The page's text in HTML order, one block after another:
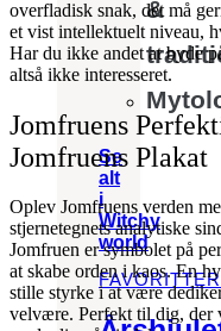
&
Se
alt
i
Witchy
world
FAVORITTER
overfladisk snak, det må
et vist intellektuelt niveau,
Har du ikke andet at byde
altså ikke interesseret.
Jomfruens
Jomfruens Plakat
Oplev Jomfruens verden
stjernetegnets analytiske
Jomfruen er symbolet på
at skabe orden i kaos. En
stille styrke i at være
velvære. Perfekt til dig, der